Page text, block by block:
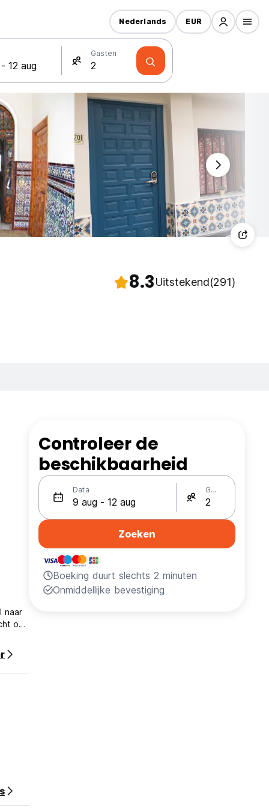
Gasten
Nederlands EUR
8.3Uitstekend(291)
naar
om
Controleer de
beschikbaarheid
Data Gasten
Zoeken
Boeking duurt slechts 2 minuten
Onmiddellijke bevestiging